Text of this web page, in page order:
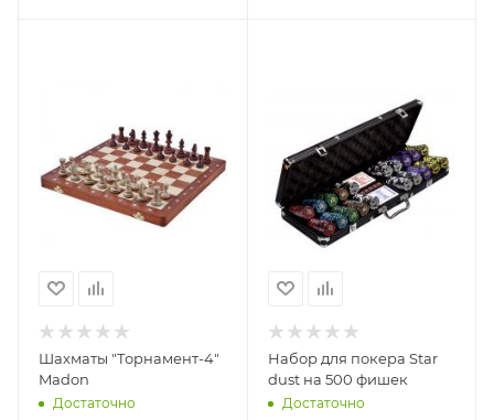
Шахматы "Торнамент-4"
Madon
Достаточно
Набор для покера Star
dust на 500 фишек
Достаточно